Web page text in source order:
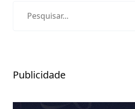
Publicidade